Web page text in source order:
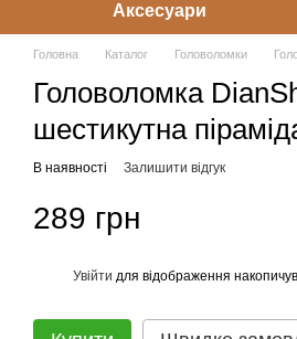
Аксесуари
Головна Каталог Головоломки
Головоломка
шестикутна
В наявності Залишити відгук
289 грн
Увійти для відображення